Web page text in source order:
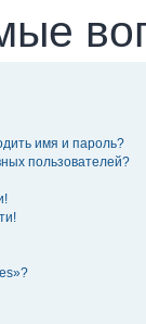
имя и пароль?
пользователей?